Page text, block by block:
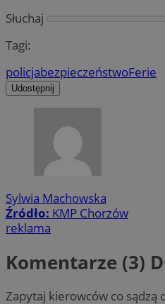
Słuchaj
Tagi:
policjabezpieczeństwoFerie
Udostępnij
Sylwia Machowska
Źródło: KMP Chorzów
reklama
Komentarze (3)
Zapytaj kierowców co sądzą